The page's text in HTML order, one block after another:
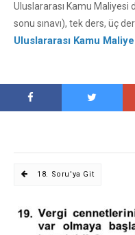
Uluslararası Kamu Maliyesi
sonu sınavı), tek ders, üç
Uluslararası Kamu
18. Soru'ya Git